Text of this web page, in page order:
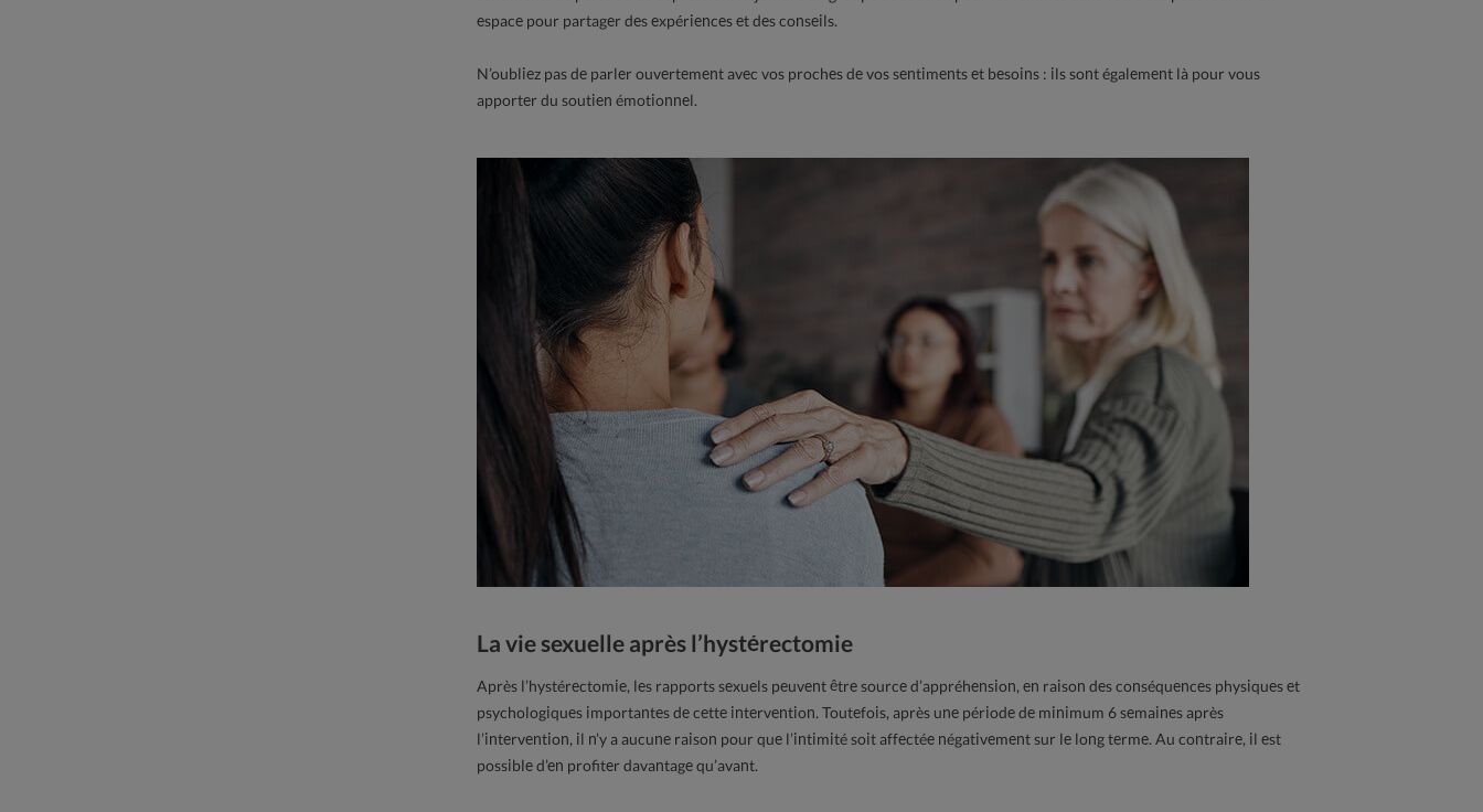
espace pour partager des expériences et des conseils.
N’oubliez pas de parler ouvertement avec vos proches de vos sentiments et besoins : ils sont également là pour vous
apporter du soutien émotionnel.
La vie sexuelle après l’hystérectomie
Après l’hystérectomie, les rapports sexuels peuvent être source d’appréhension, en raison des conséquences physiques et
psychologiques importantes de cette intervention. Toutefois, après une période de minimum 6 semaines après
l’intervention, il n’y a aucune raison pour que l’intimité soit affectée négativement sur le long terme. Au contraire, il est
possible d’en profiter davantage qu’avant.